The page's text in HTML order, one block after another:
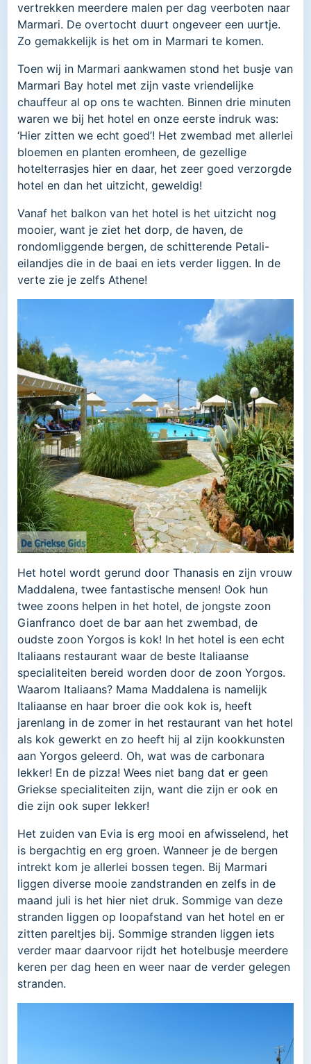
vertrekken meerdere malen per dag veerboten naar
Marmari. De overtocht duurt ongeveer een uurtje.
Zo gemakkelijk is het om in Marmari te komen.
Toen wij in Marmari aankwamen stond het busje van
Marmari Bay hotel met zijn vaste vriendelijke
chauffeur al op ons te wachten. Binnen drie minuten
waren we bij het hotel en onze eerste indruk was:
‘Hier zitten we echt goed’! Het zwembad met allerlei
bloemen en planten eromheen, de gezellige
hotelterrasjes hier en daar, het zeer goed verzorgde
hotel en dan het uitzicht, geweldig!
Vanaf het balkon van het hotel is het uitzicht nog
mooier, want je ziet het dorp, de haven, de
rondomliggende bergen, de schitterende Petali-
eilandjes die in de baai en iets verder liggen. In de
verte zie je zelfs Athene!
Het hotel wordt gerund door Thanasis en zijn vrouw
Maddalena, twee fantastische mensen! Ook hun
twee zoons helpen in het hotel, de jongste zoon
Gianfranco doet de bar aan het zwembad, de
oudste zoon Yorgos is kok! In het hotel is een echt
Italiaans restaurant waar de beste Italiaanse
specialiteiten bereid worden door de zoon Yorgos.
Waarom Italiaans? Mama Maddalena is namelijk
Italiaanse en haar broer die ook kok is, heeft
jarenlang in de zomer in het restaurant van het hotel
als kok gewerkt en zo heeft hij al zijn kookkunsten
aan Yorgos geleerd. Oh, wat was de carbonara
lekker! En de pizza! Wees niet bang dat er geen
Griekse specialiteiten zijn, want die zijn er ook en
die zijn ook super lekker!
Het zuiden van Evia is erg mooi en afwisselend, het
is bergachtig en erg groen. Wanneer je de bergen
intrekt kom je allerlei bossen tegen. Bij Marmari
liggen diverse mooie zandstranden en zelfs in de
maand juli is het hier niet druk. Sommige van deze
stranden liggen op loopafstand van het hotel en er
zitten pareltjes bij. Sommige stranden liggen iets
verder maar daarvoor rijdt het hotelbusje meerdere
keren per dag heen en weer naar de verder gelegen
stranden.